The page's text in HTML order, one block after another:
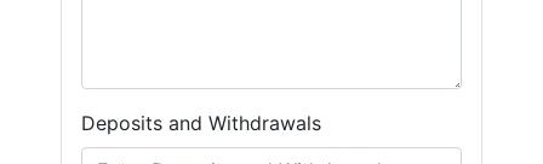
Deposits and Withdrawals